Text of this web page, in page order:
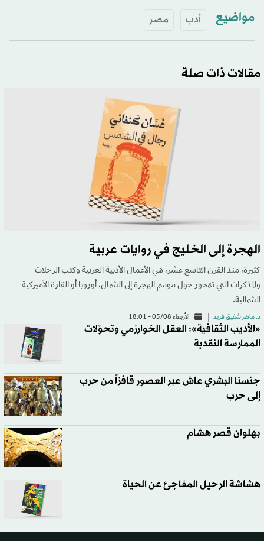
مواضيع أدب مصر
مقالات ذات صلة
الهجرة إلى الخليج في روايات عربية
كثيرة، منذ القرن التاسع عشر، هي الأعمال الأدبية العربية وكتب الرحلات
والمذكرات التي تتمحور حول موسم الهجرة إلى الشمال، أوروبا أو القارة الأميركية
الشمالية.
د. ماهر شفيق فريد الأربعاء 05/08 - 18:01
«الأديب الثقافية»: العقل الخوارزمي وتحوّلات
الممارسة النقدية
جنسنا البشري عاش عبر العصور قافزاً من حرب
إلى حرب
بهلوان قصر هشام
هشاشة الرحيل المفاجئ عن الحياة